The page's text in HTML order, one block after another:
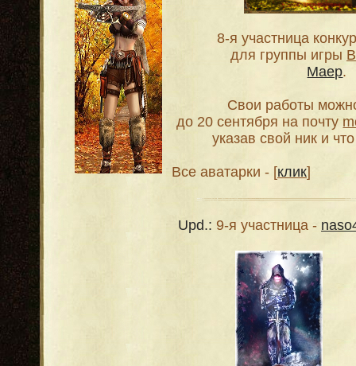
8-я участница
для группы игры
Маер.
Свои работы
до 20 сентября на почту
указав свой ник и
Все аватарки - [клик]
Upd.: 9-я участница -